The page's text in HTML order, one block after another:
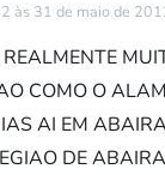
às 31 de maio de
COMO O
AI EM
DE